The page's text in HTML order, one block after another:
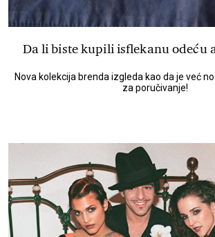
Da li biste kupili isflekanu odeću
Nova kolekcija brenda izgleda kao da je već
za poručivanje!